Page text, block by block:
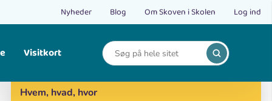
Nyheder Blog Om Skoven i Skolen Log ind
Visitkort
Print
Hvem, hvad, hvor